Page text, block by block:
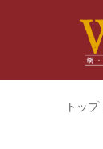
トップ